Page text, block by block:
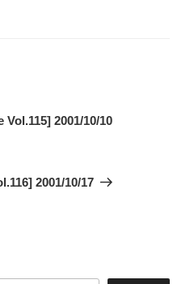
2001/10/10
2001/10/17